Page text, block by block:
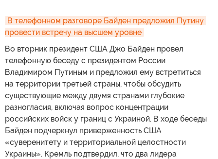
В телефонном разговоре Байден предложил Путину
провести встречу на высшем уровне
Во вторник президент США Джо Байден провел
телефонную беседу с президентом России
Владимиром Путиным и предложил ему встретиться
на территории третьей страны, чтобы обсудить
существующие между двумя странами глубокие
разногласия, включая вопрос концентрации
российских войск у границ с Украиной. В ходе беседы
Байден подчеркнул приверженность США
«суверенитету и территориальной целостности
Украины». Кремль подтвердил, что два лидера